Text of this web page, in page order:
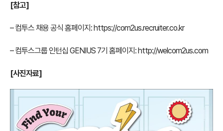
[참고]
– 컴투스 채용 공식 홈페이지:https://com2us.recruiter.co.kr
– 컴투스그룹 인턴십 GENIUS 7기 홈페이지:http://welcom2us.com
[사진자료]